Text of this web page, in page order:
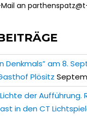
an
Denkmals” am 8.
Plösitz
der Aufführung.
in den CT